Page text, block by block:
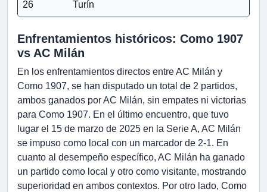
26
Turín
Enfrentamientos históricos: Como 1907
vs AC Milán
En los enfrentamientos directos entre AC Milán y
Como 1907, se han disputado un total de 2 partidos,
ambos ganados por AC Milán, sin empates ni victorias
para Como 1907. En el último encuentro, que tuvo
lugar el 15 de marzo de 2025 en la Serie A, AC Milán
se impuso como local con un marcador de 2-1. En
cuanto al desempeño específico, AC Milán ha ganado
un partido como local y otro como visitante, mostrando
superioridad en ambos contextos. Por otro lado, Como